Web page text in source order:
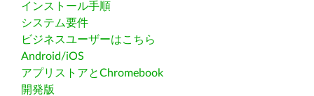
インストール手順
システム要件
ビジネスユーザーはこちら
Android/iOS
アプリストアとChromebook
開発版